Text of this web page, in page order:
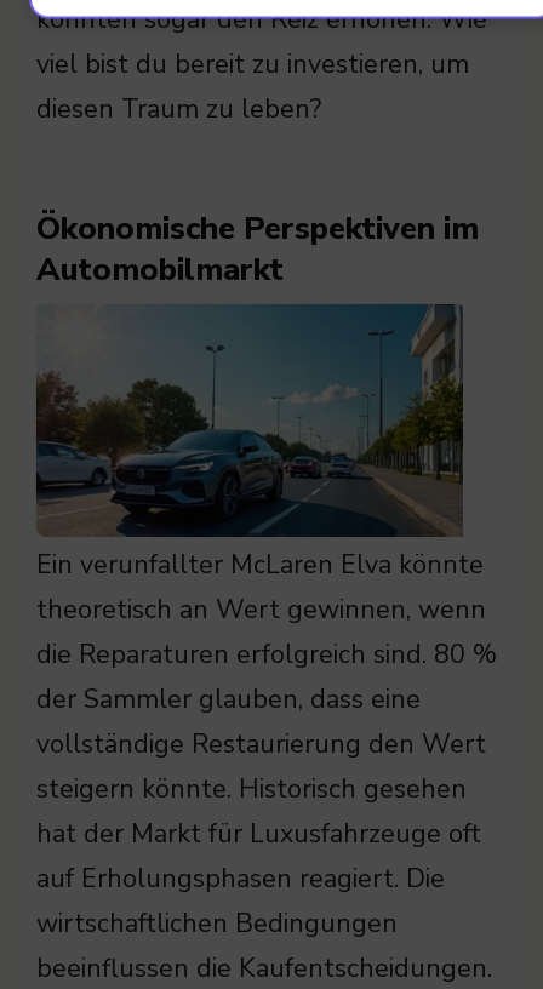
könnten sogar den Reiz erhöhen. Wie
viel bist du bereit zu investieren, um
diesen Traum zu leben?
Ökonomische Perspektiven im
Automobilmarkt
Ein verunfallter McLaren Elva könnte
theoretisch an Wert gewinnen, wenn
die Reparaturen erfolgreich sind. 80 %
der Sammler glauben, dass eine
vollständige Restaurierung den Wert
steigern könnte. Historisch gesehen
hat der Markt für Luxusfahrzeuge oft
auf Erholungsphasen reagiert. Die
wirtschaftlichen Bedingungen
beeinflussen die Kaufentscheidungen.